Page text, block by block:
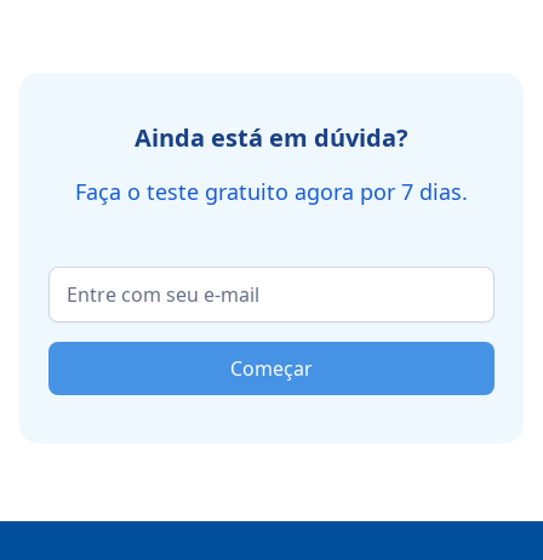
Ainda está em dúvida?
Faça o teste gratuito agora por 7 dias.
Começar